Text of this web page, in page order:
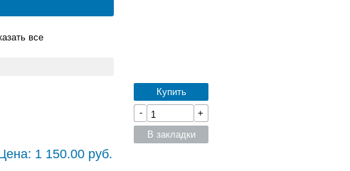
все
1 150.00 руб.
Купить
-
+
В закладки